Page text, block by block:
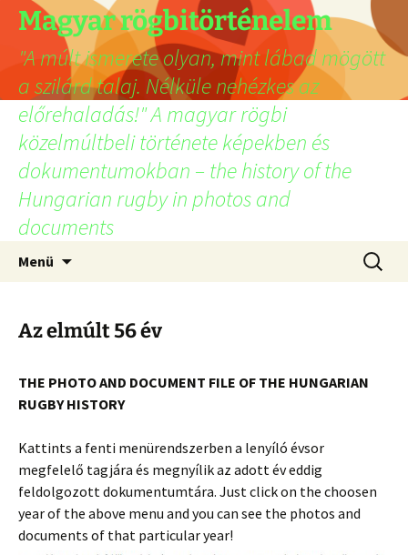
Ugrás
tartalomhoz
Magyar rögbitörténelem
"A múlt ismerete olyan, mint lábad mögött
a szilárd talaj. Nélküle nehézkes az
előrehaladás!" A magyar rögbi
közelmúltbeli története képekben és
dokumentumokban – the history of the
Hungarian rugby in photos and
documents
Menü
Az elmúlt 56 év
THE PHOTO AND DOCUMENT FILE OF THE HUNGARIAN
RUGBY HISTORY
Kattints a fenti menürendszerben a lenyíló évsor
megfelelő tagjára és megnyílik az adott év eddig
feldolgozott dokumentumtára. Just click on the choosen
year of the above menu and you can see the photos and
documents of that particular year!